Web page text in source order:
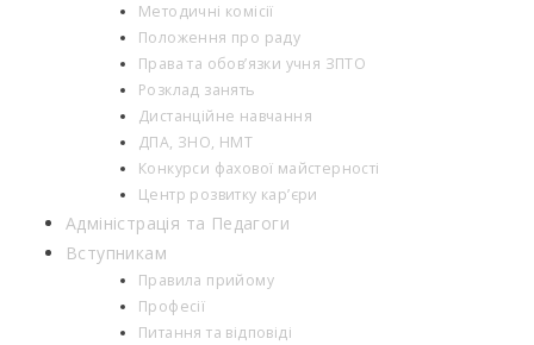
Методичні комісії
Положення про раду
Права та обов’язки учня ЗПТО
Розклад занять
Дистанційне навчання
ДПА, ЗНО, НМТ
Конкурси фахової майстерності
Центр розвитку кар’єри
Адміністрація та Педагоги
Вступникам
Правила прийому
Професії
Питання та відповіді